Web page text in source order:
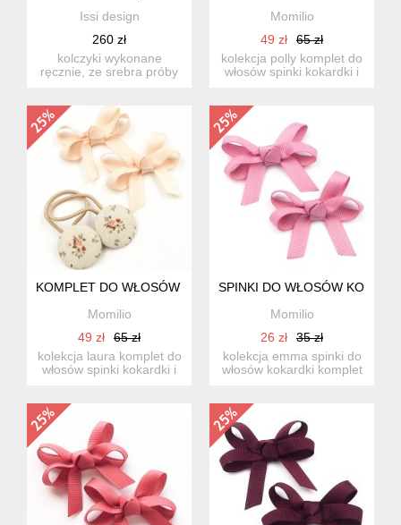
Issi design
260 zł
kolczyki wykonane
ręcznie, ze srebra próby
Momilio
49 zł
65 zł
kolekcja polly komplet do
włosów spinki kokardki i
KOMPLET DO WŁOSÓW GUMKI I SPINKI LAURA
Momilio
49 zł
65 zł
kolekcja laura komplet do
włosów spinki kokardki i
SPINKI DO WŁOSÓW
Momilio
26 zł
35 zł
kolekcja emma spinki do
włosów kokardki komplet